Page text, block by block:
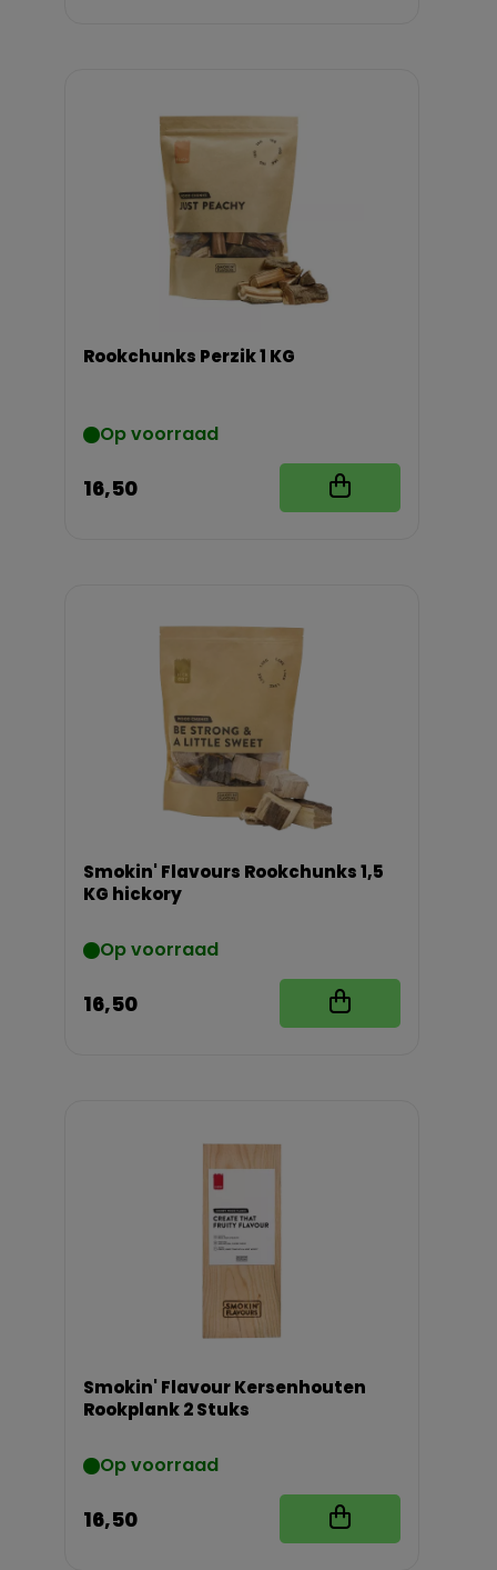
Rookchunks Perzik 1 KG
Op voorraad
16,50
Smokin' Flavours Rookchunks 1,5
KG hickory
Op voorraad
16,50
Smokin' Flavour Kersenhouten
Rookplank 2 Stuks
Op voorraad
16,50